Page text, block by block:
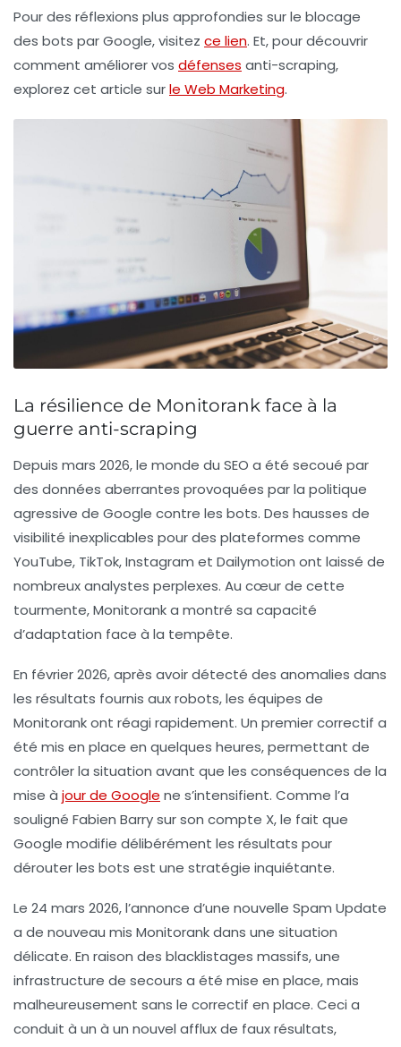
Pour des réflexions plus approfondies sur le blocage
des bots par Google, visitez ce lien. Et, pour découvrir
comment améliorer vos défenses anti-scraping,
explorez cet article surle Web Marketing.
La résilience de Monitorank face à la
guerre anti-scraping
Depuis mars 2026, le monde du SEO a été secoué par
des données aberrantes provoquées par la politique
agressive de Google contre les bots. Des hausses de
visibilité inexplicables pour des plateformes comme
YouTube, TikTok,Instagram et Dailymotion ont laissé de
nombreux analystes perplexes. Au cœur de cette
tourmente, Monitorank a montré sa capacité
d’adaptation face à la tempête.
En février 2026, après avoir détecté des anomalies dans
les résultats fournis aux robots, les équipes de
Monitorank ont réagi rapidement. Un premiercorrectif a
été mis en place en quelques heures, permettant de
contrôler la situation avant que les conséquences de la
mise à jour de Google ne s’intensifient. Comme l’a
souligné Fabien Barry sur son compte X, le fait que
Google modifie délibérément les résultats pour
dérouter les bots est une stratégie inquiétante.
Le 24 mars 2026, l’annonce d’une nouvelle Spam Update
a de nouveau mis Monitorank dans une situation
délicate. En raison des blacklistages massifs, une
infrastructure de secours a été mise en place, mais
malheureusement sans le correctif en place. Ceci a
conduit à un à un nouvel afflux de faux résultats,